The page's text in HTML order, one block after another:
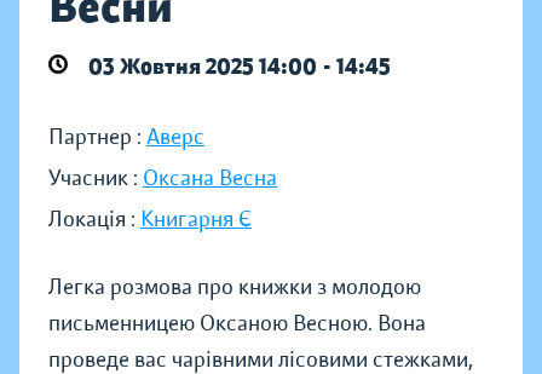
03 Жовтня 2025 14:00 - 14:45
Партнер : Аверс
Учасник : Оксана Весна
Локація : Книгарня Є
Легка розмова про книжки з молодою
письменницею Оксаною Весною. Вона
проведе вас чарівними лісовими стежками,